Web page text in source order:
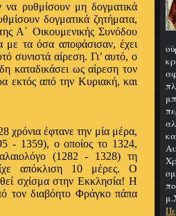
να ρυθμίσουν μη δογματικά
δογματικά ζητήματα,
Α΄ Οικουμενικής Συνόδου
τα όσα αποφάσισαν, έχει
συνιστά αίρεση. Γι’ αυτό, ο
καταδικάσει ως αίρεση τον
εκτός από την Κυριακή, και
χρόνια έφτανε την μία μέρα,
- 1359), ο οποίος το 1324,
(1282 - 1328) τη
απόκλιση 10 μέρες. Ο
σχίσμα στην Εκκλησία! Η
τον διαβόητο Φράγκο πάπα